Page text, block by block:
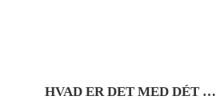
HVAD ER DET MED DÉT DÉR KARMA?